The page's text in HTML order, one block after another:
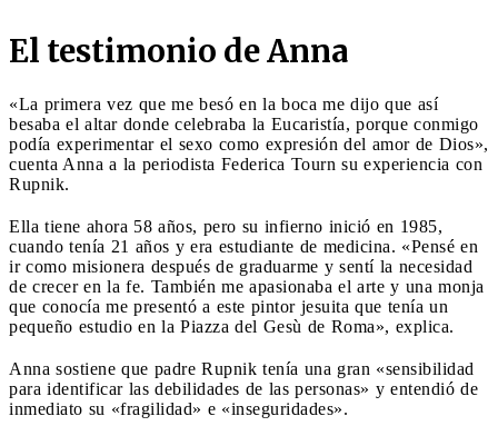
El testimonio de Anna
«La primera vez que me besó en la boca me dijo que así
besaba el altar donde celebraba la Eucaristía, porque conmigo
podía experimentar el sexo como expresión del amor de Dios»,
cuenta Anna a la periodista Federica Tourn su experiencia con
Rupnik.
Ella tiene ahora 58 años, pero su infierno inició en 1985,
cuando tenía 21 años y era estudiante de medicina. «Pensé en
ir como misionera después de graduarme y sentí la necesidad
de crecer en la fe. También me apasionaba el arte y una monja
que conocía me presentó a este pintor jesuita que tenía un
pequeño estudio en la Piazza del Gesù de Roma», explica.
Anna sostiene que padre Rupnik tenía una gran «sensibilidad
para identificar las debilidades de las personas» y entendió de
inmediato su «fragilidad» e «inseguridades».